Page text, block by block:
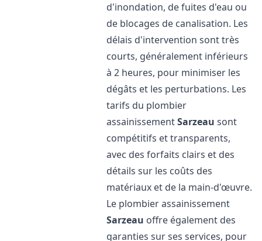
d'inondation, de fuites d'eau ou
de blocages de canalisation. Les
délais d'intervention sont très
courts, généralement inférieurs
à 2 heures, pour minimiser les
dégâts et les perturbations. Les
tarifs du plombier
assainissementSarzeau sont
compétitifs et transparents,
avec des forfaits clairs et des
détails sur les coûts des
matériaux et de la main-d'œuvre.
Le plombier assainissement
Sarzeau offre également des
garanties sur ses services, pour